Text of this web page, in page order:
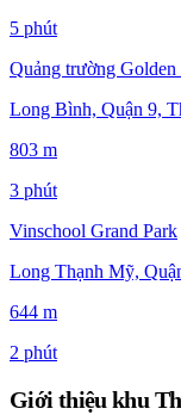
5 phút
Quảng trường Golden
Long Bình, Quận 9,
803 m
3 phút
Vinschool Grand Park
Long Thạnh Mỹ,
644 m
2 phút
Giới thiệu khu